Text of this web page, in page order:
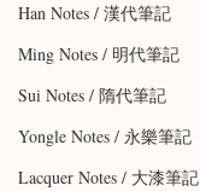
Han Notes / 漢代筆記
Ming Notes / 明代筆記
Sui Notes / 隋代筆記
Yongle Notes / 永樂筆記
Lacquer Notes / 大漆筆記